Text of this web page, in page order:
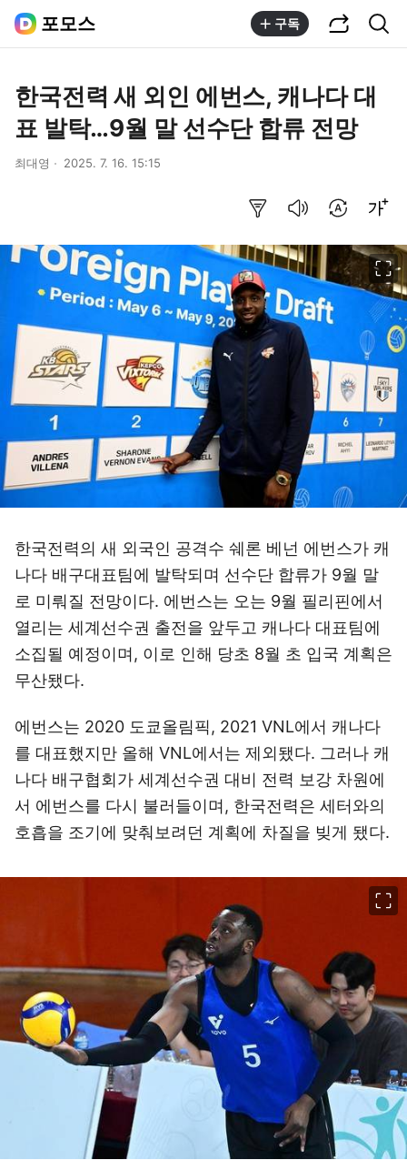
포모스 구독
한국전력 새 외인 에번스, 캐나다 대
표 발탁…9월 말 선수단 합류 전망
최대영 2025. 7. 16. 15:15
한국전력의 새 외국인 공격수 쉐론 베넌 에번스가 캐
나다 배구대표팀에 발탁되며 선수단 합류가 9월 말
로 미뤄질 전망이다. 에번스는 오는 9월 필리핀에서
열리는 세계선수권 출전을 앞두고 캐나다 대표팀에
소집될 예정이며, 이로 인해 당초 8월 초 입국 계획은
무산됐다.
에번스는 2020 도쿄올림픽, 2021 VNL에서 캐나다
를 대표했지만 올해 VNL에서는 제외됐다. 그러나 캐
나다 배구협회가 세계선수권 대비 전력 보강 차원에
서 에번스를 다시 불러들이며, 한국전력은 세터와의
호흡을 조기에 맞춰보려던 계획에 차질을 빚게 됐다.